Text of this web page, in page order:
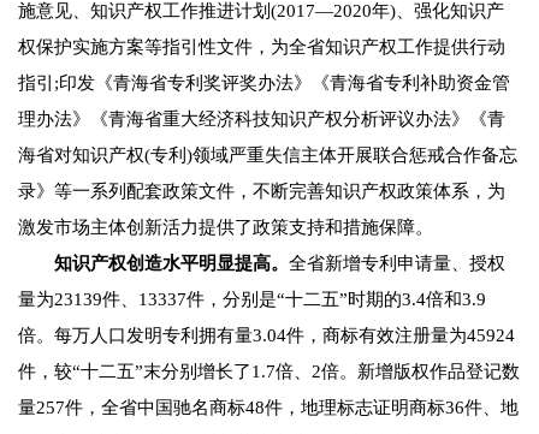
施意见、知识产权工作推进计划(2017—2020年)、强化知识产
权保护实施方案等指引性文件，为全省知识产权工作提供行动
指引;印发《青海省专利奖评奖办法》《青海省专利补助资金管
理办法》《青海省重大经济科技知识产权分析评议办法》《青
海省对知识产权(专利)领域严重失信主体开展联合惩戒合作备忘
录》等一系列配套政策文件，不断完善知识产权政策体系，为
激发市场主体创新活力提供了政策支持和措施保障。
知识产权创造水平明显提高。 全省新增专利申请量、授权
量为23139件、13337件，分别是“十二五”时期的3.4倍和3.9
倍。每万人口发明专利拥有量3.04件，商标有效注册量为45924
件，较“十二五”末分别增长了1.7倍、2倍。新增版权作品登记数
量257件，全省中国驰名商标48件，地理标志证明商标36件、地